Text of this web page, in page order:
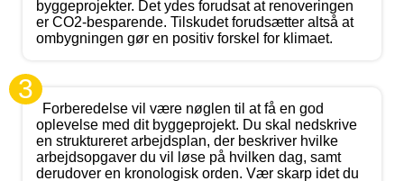
byggeprojekter. Det ydes forudsat at renoveringen
er CO2-besparende. Tilskudet forudsætter altså at
ombygningen gør en positiv forskel for klimaet.
3
Forberedelse vil være nøglen til at få en god
oplevelse med dit byggeprojekt. Du skal nedskrive
en struktureret arbejdsplan, der beskriver hvilke
arbejdsopgaver du vil løse på hvilken dag, samt
derudover en kronologisk orden. Vær skarp idet du